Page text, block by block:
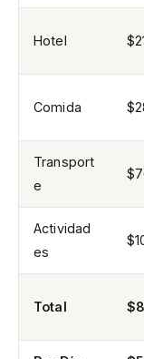
Hotel
Comida
Transport
e
Actividad
es
Total